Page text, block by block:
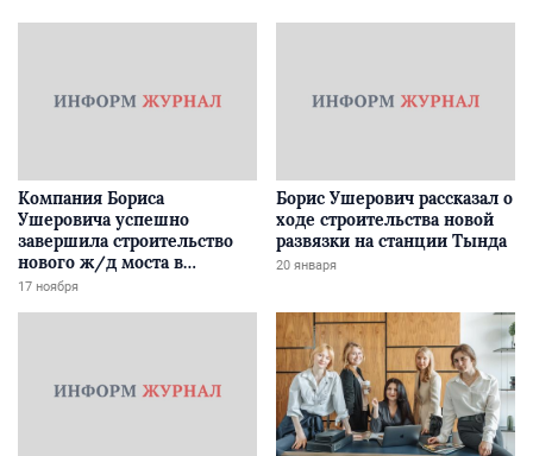
Компания Бориса
Ушеровича успешно
завершила строительство
нового ж/д моста в
Забайкалье
17 ноября
Борис Ушерович рассказал о
ходе строительства новой
развязки на станции Тында
20 января